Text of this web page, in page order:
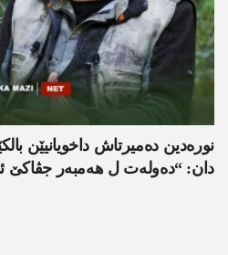
نورەدین دەمیرتاش داخویانیێن
دان: “دەولەت ل ھەمبەر جڤاکێ